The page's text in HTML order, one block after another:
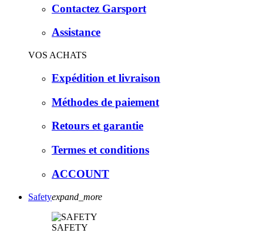
Contactez Garsport
Assistance
VOS ACHATS
Expédition et livraison
Méthodes de paiement
Retours et garantie
Termes et conditions
ACCOUNT
Safetyexpand_more
SAFETY